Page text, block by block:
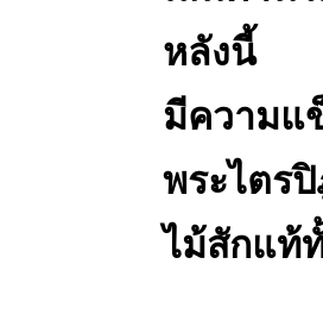
หลังนี้
มีความแ
พระไตร
ไม้สักแท้